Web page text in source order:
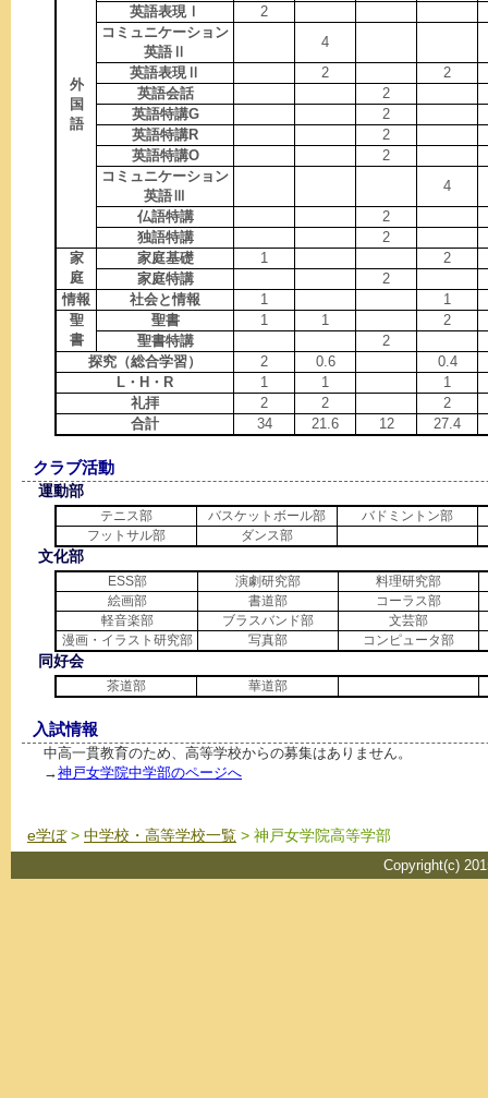
外
国
語
英語表現Ⅰ
2
コミュニケーション
英語Ⅱ
4
英語表現Ⅱ
2
2
英語会話
2
英語特講G
2
英語特講R
2
英語特講O
2
コミュニケーション
英語Ⅲ
4
仏語特講
2
独語特講
2
家
庭
家庭基礎 1
2
家庭特講
2
情報
社会と情報 1
1
聖
書
聖書 1 1
2
聖書特講
2
探究（総合学習）
2 0.6
0.4
L・H・R
1 1
1
礼拝
2 2
2
合計
34 21.6 12 27.4
クラブ活動
運動部
テニス部 バスケットボール部
バドミントン部
フットサル部
ダンス部
文化部
ESS部 演劇研究部
料理研究部
絵画部
書道部
コーラス部
軽音楽部
ブラスバンド部
文芸部
漫画・イラスト研究部
写真部 コンピュータ部
同好会
茶道部 華道部
入試情報
中高一貫教育のため、高等学校からの募集はありません。
→神戸女学院中学部のページへ
e学ぼ> 中学校・高等学校一覧 > 神戸女学院高等学部
Copyright(c)